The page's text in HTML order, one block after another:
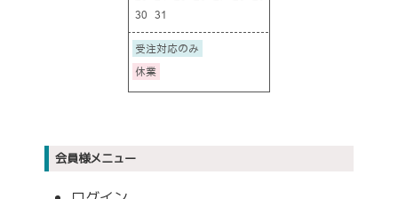
会員様メニュー